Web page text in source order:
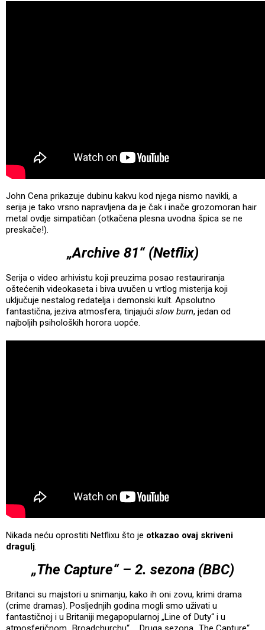
John Cena prikazuje dubinu kakvu kod njega nismo navikli, a
serija je tako vrsno napravljena da je čak i inače grozomoran hair
metal ovdje simpatičan (otkačena plesna uvodna špica se ne
preskače!).
„Archive 81“ (Netflix)
Serija o video arhivistu koji preuzima posao restauriranja
oštećenih videokaseta i biva uvučen u vrtlog misterija koji
uključuje nestalog redatelja i demonski kult. Apsolutno
fantastična, jeziva atmosfera, tinjajući slow burn, jedan od
najboljih psiholoških horora uopće.
Nikada neću oprostiti Netflixu što je otkazao ovaj skriveni
dragulj.
„The Capture“ – 2. sezona (BBC)
Britanci su majstori u snimanju, kako ih oni zovu, krimi drama
(crime dramas). Posljednjih godina mogli smo uživati u
fantastičnoj i u Britaniji megapopularnoj „Line of Duty“ i u